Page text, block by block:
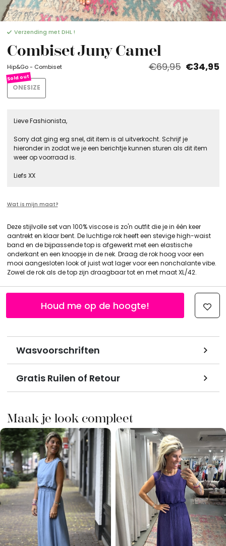
Verzending met DHL !
Combiset Juny Camel
Hip&Go - Combiset €69,95 €34,95
ONESIZE
Lieve Fashionista,
Sorry dat ging erg snel, dit item is al uitverkocht. Schrijf je
hieronder in zodat we je een berichtje kunnen sturen als dit item
weer op voorraad is.
Liefs XX
Wat is mijn maat?
Deze stijlvolle set van 100% viscose is zo'n outfit die je in één keer
aantrekt en klaar bent. De luchtige rok heeft een stevige high-waist
band en de bijpassende top is afgewerkt met een elastische
onderkant en een knoopje in de nek. Draag de rok hoog voor een
mooi aangesloten look of juist wat lager voor een nonchalante vibe.
Zowel de rok als de top zijn draagbaar tot en met maat XL/42.
Wasvoorschriften
Gratis Ruilen of Retour
Houd me op de hoogte!
Maak je look compleet